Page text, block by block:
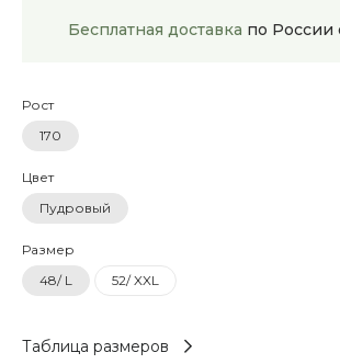
Бесплатная доставка по России
Рост
170
Цвет
Пудровый
Размер
48/ L
52/ XXL
Таблица размеров